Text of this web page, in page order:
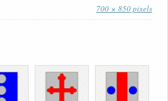
700 × 850 pixels